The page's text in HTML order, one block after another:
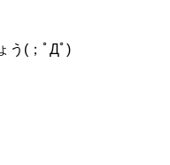
う(；ﾟДﾟ)